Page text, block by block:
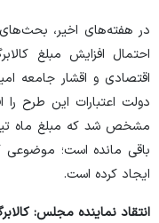
در هفته‌های اخیر، بحث‌های
احتمال افزایش مبلغ
اقتصادی و اقشار جامعه
دولت اعتبارات این طرح را
مشخص شد که مبلغ ماه
باقی مانده است؛ موضوعی
ایجاد کرده است.
انتقاد نماینده مجلس: